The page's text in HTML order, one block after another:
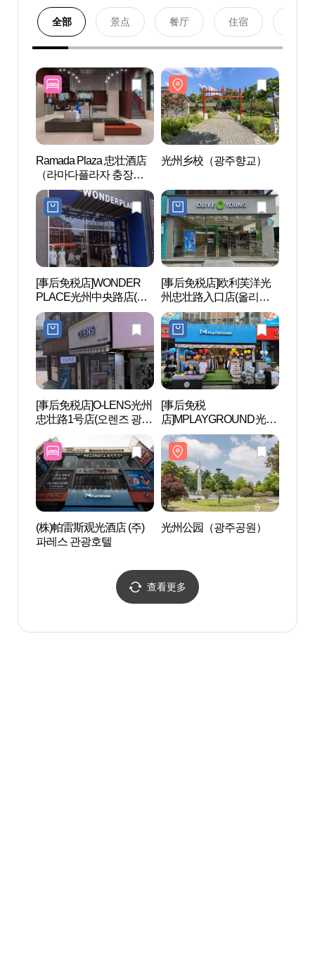
全部 景点 餐厅 住宿
Ramada Plaza 忠壮酒店
（라마다플라자 충장호
텔）
光州乡校（광주향교）
[事后免税店]WONDER
PLACE光州中央路店(원
더플레이스 광주중앙로
점)
[事后免税店]欧利芙洋光
州忠壮路入口店(올리브
영 광주충장로입구점)
[事后免税店]O-LENS光州
忠壮路1号店(오렌즈 광주
[事后免税
店]MPLAYGROUND光州
2号店(엠플레이그라운드
광주2호점)
(株)帕雷斯观光酒店 (주)
파레스 관광호텔
光州公园（광주공원）
查看更多